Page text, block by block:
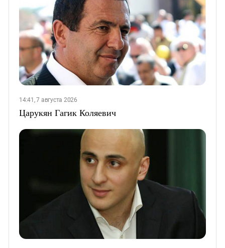
14:41, 7 августа 2026
Царукян Гагик Коляевич